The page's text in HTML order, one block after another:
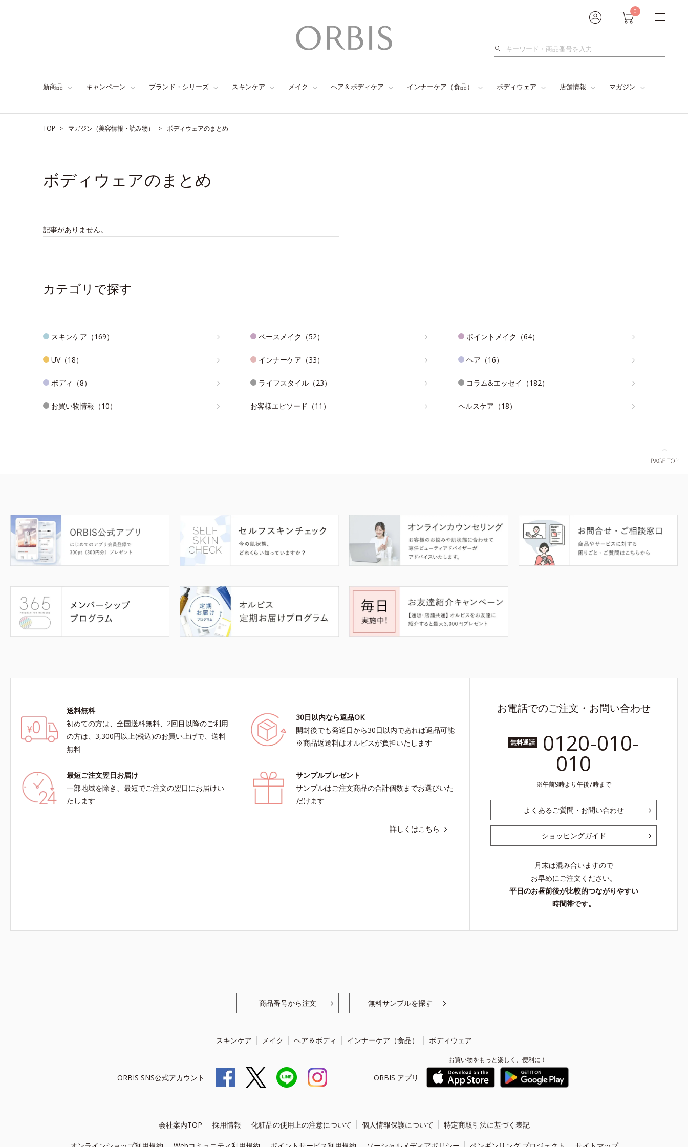
0
検
新商品 キャンペーン ブランド・シリーズ スキンケア メイク ヘア＆ボディケア インナーケア（食品） ボディウェア 店舗情報 マガジン
TOP マガジン（美容情報・読み物） ボディウェアのまとめ
ボディウェアのまとめ
記事がありません。
カテゴリで探す
スキンケア（169） ベースメイク（52） ポイントメイク（64）
UV（18） インナーケア（33） ヘア（16）
ボディ（8） ライフスタイル（23） コラム&エッセイ（182）
お買い物情報（10） お客様エピソード（11） ヘルスケア（18）
送料無料
初めての方は、全国送料無料、2回目以降のご利用
の方は、3,300円以上(税込)のお買い上げで、送料
無料
30日以内なら返品OK
開封後でも発送日から30日以内であれば返品可能
※商品返送料はオルビスが負担いたします
最短ご注文翌日お届け
一部地域を除き、最短でご注文の翌日にお届けい
たします
サンプルプレゼント
サンプルはご注文商品の合計個数までお選びいた
だけます
詳しくはこちら
お電話でのご注文・お問い合わせ
無料通話 0120-010-
010
午前9時より午後7時まで
よくあるご質問・お問い合わせ
ショッピングガイド
月末は混み合いますので
お早めにご注文ください。
平日のお昼前後が比較的つながりやすい
時間帯です。
商品番号から注文 無料サンプルを探す
スキンケア メイク ヘア＆ボディ インナーケア（食品） ボディウェア
ORBIS SNS公式アカウント ORBIS アプリ
お買い物をもっと楽しく、便利に！
会社案内TOP 採用情報 化粧品の使用上の注意について 個人情報保護について 特定商取引法に基づく表記